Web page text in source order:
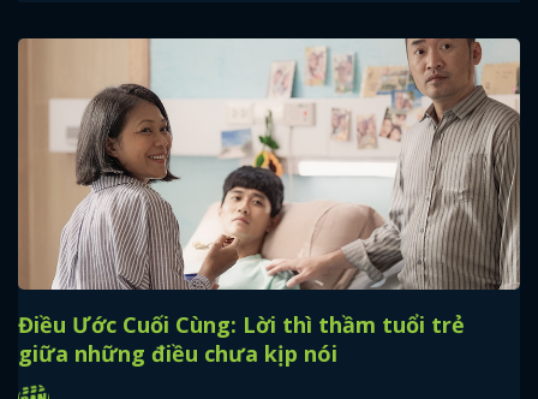
Điều Ước Cuối Cùng: Lời thì thầm tuổi trẻ
giữa những điều chưa kịp nói